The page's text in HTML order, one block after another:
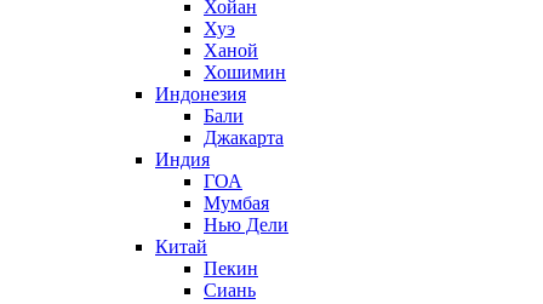
Хойан
Хуэ
Ханой
Хошимин
Индонезия
Бали
Джакарта
Индия
ГОА
Мумбая
Нью Дели
Китай
Пекин
Сиань